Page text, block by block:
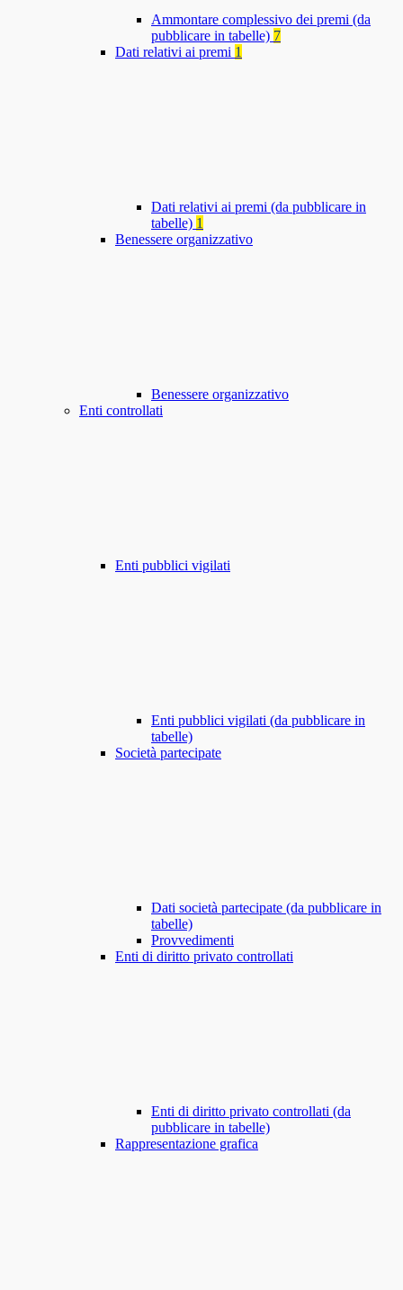
Ammontare complessivo dei premi (da
pubblicare in tabelle) 7
Dati relativi ai premi 1
Dati relativi ai premi (da pubblicare in
tabelle) 1
Benessere organizzativo
Benessere organizzativo
Enti controllati
Enti pubblici vigilati
Enti pubblici vigilati (da pubblicare in
tabelle)
Società partecipate
Dati società partecipate (da pubblicare in
tabelle)
Provvedimenti
Enti di diritto privato controllati
Enti di diritto privato controllati (da
pubblicare in tabelle)
Rappresentazione grafica